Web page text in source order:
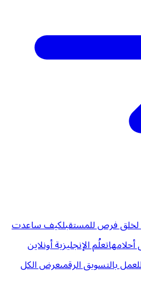
لخلق فرص للمستقبلكيف ساعدت
أحلامهاتعلُم الإنجليزية أونلاين
بالتسويق الرقمىعرض الكل